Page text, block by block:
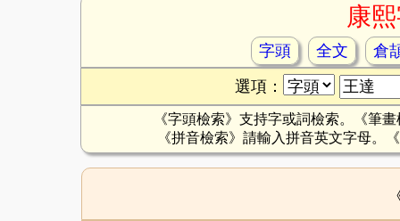
康
字頭 全文
倉
選項：
《字頭檢索》支持字或詞檢索。《筆
《拼音檢索》請輸入拼音英文字母。